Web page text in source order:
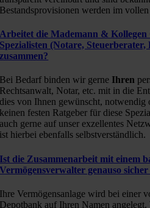
Bestandsprovisionen werden im
Arbeitet die Mademann & Kollegen
Spezialisten (Notare, Steuerberater,
zusammen?
Bei Bedarf binden wir gerne Ihren
Rechtsanwalt, Notar, etc. mit in die
dies von Ihnen gewünscht,
keinen festen Ratgeber für diese
auch gerne auf unser exzellentes
ist hierbei ebenfalls selbstverständlich.
Ist die Zusammenarbeit mit einem
Vermögensverwalter genauso
Ihre Vermögensanlage wird bei einer
Depotbank auf Ihren Namen